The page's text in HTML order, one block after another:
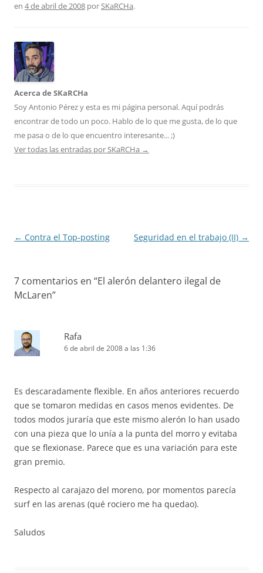
en 4 de abril de 2008 porSKaRCHa.
Acerca de SKaRCHa
Soy Antonio Pérez y esta es mi página personal. Aquí podrás
encontrar de todo un poco. Hablo de lo que me gusta, de lo que
me pasa o de lo que encuentro interesante... ;)
Ver todas las entradas por SKaRCHa →
Navegación
← Contra el Top-posting Seguridad en el trabajo (II) →
7 comentarios en “El alerón delantero ilegal de
McLaren”
Rafa
6 de abril de 2008 a las 1:36
Es descaradamente flexible. En años anteriores recuerdo
que se tomaron medidas en casos menos evidentes. De
todos modos juraría que este mismo alerón lo han usado
con una pieza que lo unía a la punta del morro y evitaba
que se flexionase. Parece que es una variación para este
gran premio.
Respecto al carajazo del moreno, por momentos parecía
surf en las arenas (qué rociero me ha quedao).
Saludos